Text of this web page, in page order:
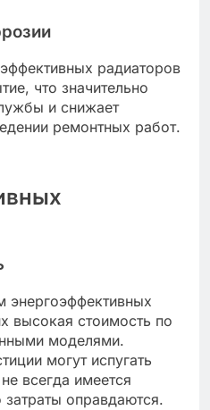
радиаторов
что значительно
и снижает
ремонтных работ.
энергоэффективных
высокая стоимость по
моделями.
могут испугать
всегда имеется
затраты оправдаются.